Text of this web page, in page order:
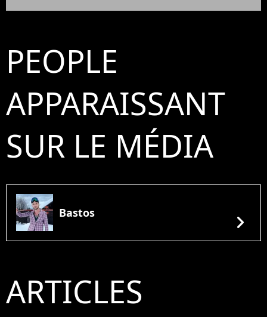
PEOPLE
APPARAISSANT
SUR LE MÉDIA
Bastos chevron_right
ARTICLES